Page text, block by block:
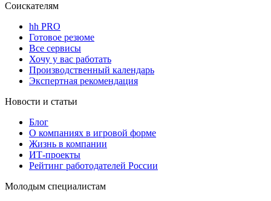
Соискателям
hh PRO
Готовое резюме
Все сервисы
Хочу у вас работать
Производственный календарь
Экспертная рекомендация
Новости и статьи
Блог
О компаниях в игровой форме
Жизнь в компании
ИТ-проекты
Рейтинг работодателей России
Молодым специалистам